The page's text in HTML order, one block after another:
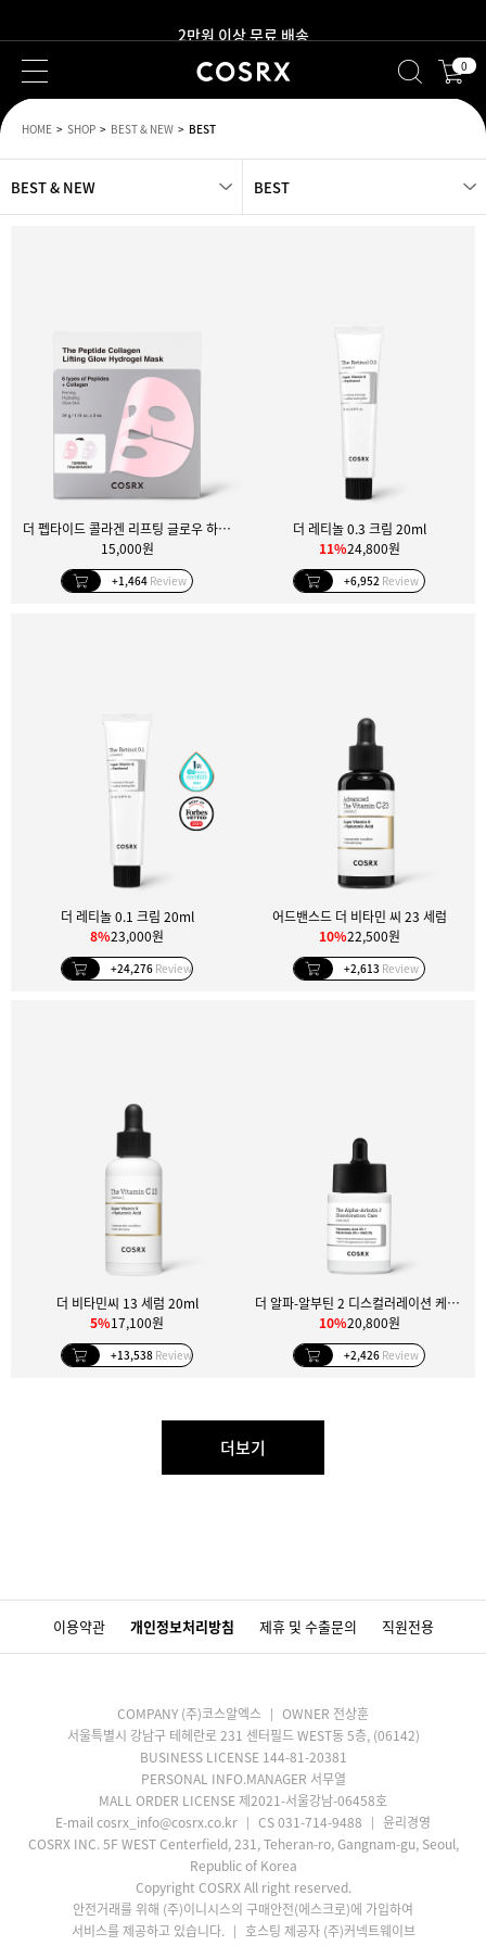
새로워진 회원 혜택을 만나보세요! 0
HOME SHOP BEST & NEW BEST
더 펩타이드 콜라겐 리프팅 글로우 하이드로겔 마스크 3매입
15,000원
+1,464 Review
더 레티놀 0.3 크림 20ml
11%24,800원
+6,952 Review
더 레티놀 0.1 크림 20ml
8%23,000원
+24,276 Review
어드밴스드 더 비타민 씨 23 세럼
10%22,500원
+2,613 Review
더 비타민씨 13 세럼 20ml
5%17,100원
+13,538 Review
더 알파-알부틴 2 디스컬러레이션 케어 세럼 50ml
10%20,800원
+2,426 Review
더보기
이용약관 개인정보처리방침 제휴 및 수출문의 직원전용
COMPANY (주)코스알엑스
OWNER 전상훈
서울특별시 강남구 테헤란로 231 센터필드 WEST동 5층, (06142)
BUSINESS LICENSE 144-81-20381
PERSONAL INFO.MANAGER 서무열
MALL ORDER LICENSE 제2021-서울강남-06458호
E-mail cosrx_info@cosrx.co.kr
CS 031-714-9488
윤리경영
COSRX INC. 5F WEST Centerfield, 231, Teheran-ro, Gangnam-gu, Seoul,
Republic of Korea
Copyright COSRX All right reserved.
안전거래를 위해 (주)이니시스의 구매안전(에스크로)에 가입하여
서비스를 제공하고 있습니다.
호스팅 제공자 (주)커넥트웨이브